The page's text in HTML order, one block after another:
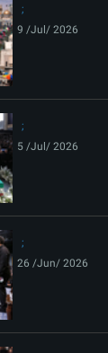
9 /Jul/ 2026
5 /Jul/ 2026
26 /Jun/ 2026